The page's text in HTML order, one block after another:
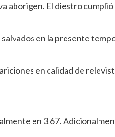
aborigen. El diestro
en la presente
en calidad de
en 3.67.